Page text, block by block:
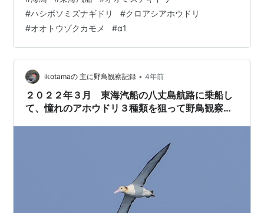
すぎて、他の種類を探すのが大変なくらいでした。 クロ
アシアホウドリ Diomedea nigripes3月に東海汽船に乗っ
た時に比べると少ないですが全部で１０羽ほど確認する
ことができました。 ハシボソミズナギドリ Puffinus
tenuirostris だよね。（ガイド…
#ハシボソミズナギドリ #クロアシアホウドリ
#オオトウゾクカモメ #α1
ikotamaの 主に野鳥観察記録 • 4年前
２０２２年３月 東海汽船の八丈島航路に乗船し
て、憧れのアホウドリ３種類を狙って野鳥観察